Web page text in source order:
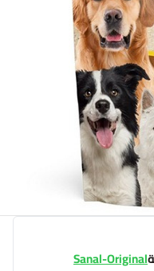
Sanal-Original